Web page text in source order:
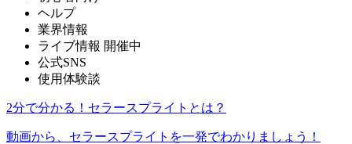
ヘルプ
業界情報
ライブ情報 開催中
公式SNS
使用体験談
2分で分かる！セラースプライトとは？
動画から、セラースプライトを一発でわかりましょう！